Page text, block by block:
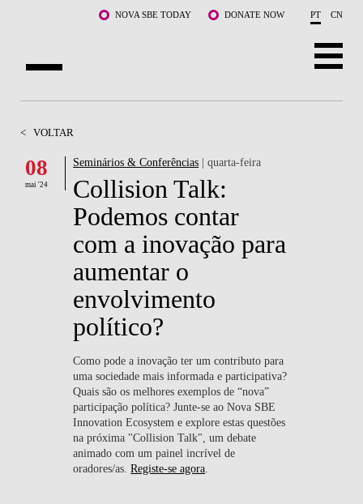
Saltar para o conteúdo principalNOVA SBE TODAY DONATE NOW PT CN
DOCENTES E INVESTIGAÇÃO
COMUNIDADE
WHAT'S HAPPENING
< VOLTAR
08
mai '24
Seminários & Conferências | quarta-feira
Collision Talk:
Podemos contar
com a inovação para
aumentar o
envolvimento
político?
Como pode a inovação ter um contributo para
uma sociedade mais informada e participativa?
Quais são os melhores exemplos de “nova”
participação política? Junte-se ao Nova SBE
Innovation Ecosystem e explore estas questões
na próxima "Collision Talk", um debate
animado com um painel incrível de
oradores/as.Registe-se agora